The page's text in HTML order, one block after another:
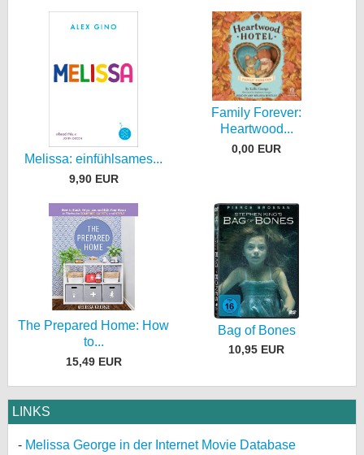
Melissa: einfühlsames...
9,90 EUR
Family Forever:
Heartwood...
0,00 EUR
The Prepared Home: How
to...
15,49 EUR
Bag of Bones
10,95 EUR
LINKS
Melissa George in der Internet Movie Database